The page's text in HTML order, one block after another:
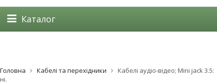
Каталог
Головна Кабелі та перехідники
Кабелі аудіо-відео; Mini jack 3.5:
ні.